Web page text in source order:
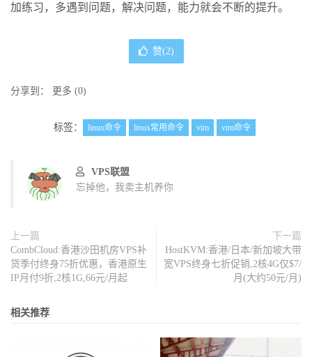
加练习，多遇到问题，解决问题，能力就会不断的提升。
赞(2)
分享到： 更多 (0)
标签： linux命令 linux常用命令 vim vim命令
VPS联盟
忘掉他，我卖主机养你
上一篇
CombCloud:香港沙田机房VPS补
货季付终身75折优惠，香港原生
IP月付9折,2核1G,66元/月起
下一篇
HostKVM:香港/日本/新加坡大带
宽VPS终身七折促销,2核4G仅$7/
月(大约50元/月)
相关推荐